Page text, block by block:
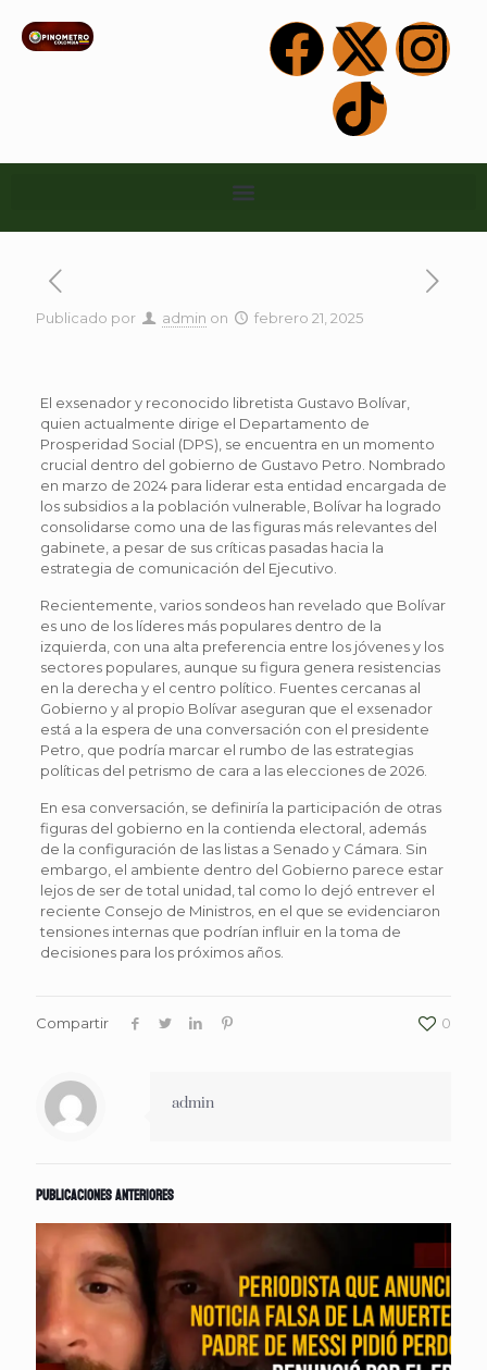
Publicado por admin on febrero 21, 2025
El exsenador y reconocido libretista Gustavo Bolívar,
quien actualmente dirige el Departamento de
Prosperidad Social (DPS), se encuentra en un momento
crucial dentro del gobierno de Gustavo Petro. Nombrado
en marzo de 2024 para liderar esta entidad encargada de
los subsidios a la población vulnerable, Bolívar ha logrado
consolidarse como una de las figuras más relevantes del
gabinete, a pesar de sus críticas pasadas hacia la
estrategia de comunicación del Ejecutivo.
Recientemente, varios sondeos han revelado que Bolívar
es uno de los líderes más populares dentro de la
izquierda, con una alta preferencia entre los jóvenes y los
sectores populares, aunque su figura genera resistencias
en la derecha y el centro político. Fuentes cercanas al
Gobierno y al propio Bolívar aseguran que el exsenador
está a la espera de una conversación con el presidente
Petro, que podría marcar el rumbo de las estrategias
políticas del petrismo de cara a las elecciones de 2026.
En esa conversación, se definiría la participación de otras
figuras del gobierno en la contienda electoral, además
de la configuración de las listas a Senado y Cámara. Sin
embargo, el ambiente dentro del Gobierno parece estar
lejos de ser de total unidad, tal como lo dejó entrever el
reciente Consejo de Ministros, en el que se evidenciaron
tensiones internas que podrían influir en la toma de
decisiones para los próximos años.
Compartir 0
admin
Publicaciones anteriores